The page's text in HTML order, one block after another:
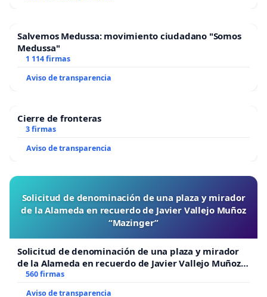
Salvemos Medussa: movimiento ciudadano "Somos
Medussa"
1 114 firmas
Aviso de transparencia
Cierre de fronteras
3 firmas
Aviso de transparencia
Solicitud de denominación de una plaza y mirador
de la Alameda en recuerdo de Javier Vallejo Muñoz
“Mazinger”
Solicitud de denominación de una plaza y mirador
de la Alameda en recuerdo de Javier Vallejo Muñoz
“Mazinger”
560 firmas
Aviso de transparencia